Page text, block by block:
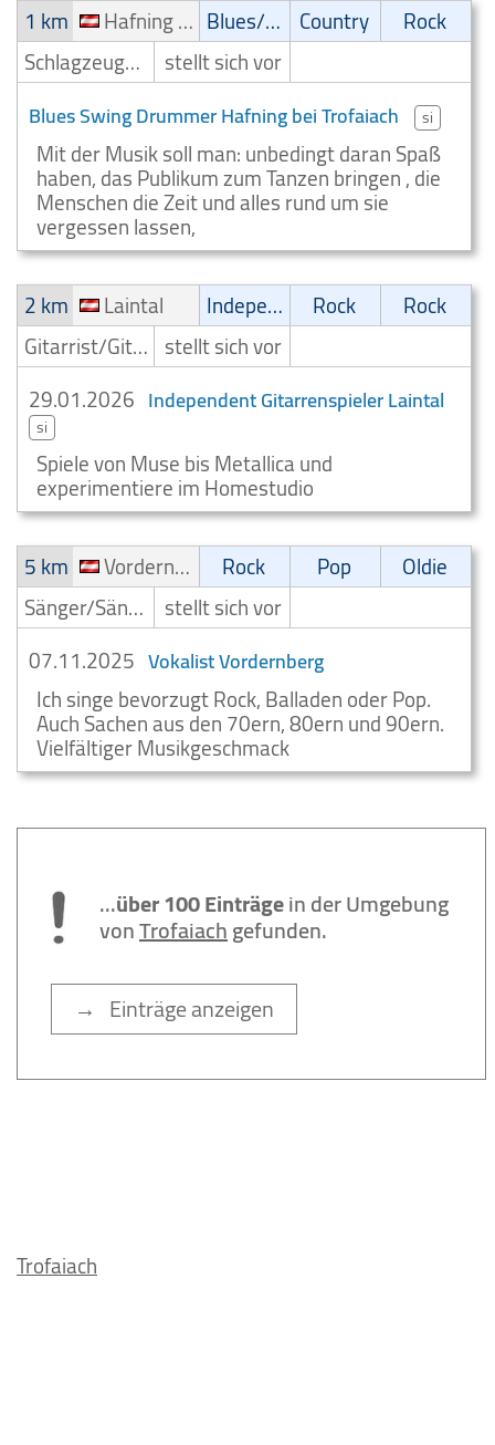
1 km
Hafning bei Trofaiach Blues/Swing Country
Rock
Schlagzeuger/Drummer
stellt sich vor
Blues Swing Drummer Hafning bei Trofaiach si
Mit der Musik soll man: unbedingt daran Spaß
haben, das Publikum zum Tanzen bringen , die
Menschen die Zeit und alles rund um sie
vergessen lassen,
2 km
Laintal Independent Rock
Rock
Gitarrist/Gitarrenspieler stellt sich vor
29.01.2026 Independent Gitarrenspieler Laintal
si
Spiele von Muse bis Metallica und
experimentiere im Homestudio
5 km
Vordernberg Rock Pop
Oldie
Sänger/Sängerin stellt sich vor
07.11.2025 Vokalist Vordernberg
Ich singe bevorzugt Rock, Balladen oder Pop.
Auch Sachen aus den 70ern, 80ern und 90ern.
Vielfältiger Musikgeschmack
...über 100 Einträgein der Umgebung
vonTrofaiachgefunden.
→ Einträge anzeigen
Trofaiach